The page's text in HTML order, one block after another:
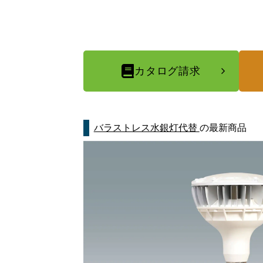
カタログ請求
バラストレス水銀灯代替 の最新商品